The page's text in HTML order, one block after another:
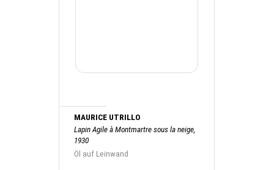
MAURICE UTRILLO
Lapin Agile à Montmartre sous la neige,
1930
Öl auf Leinwand